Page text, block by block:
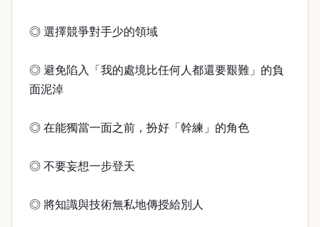
◎ 選擇競爭對手少的領域
◎ 避免陷入「我的處境比任何人都還要艱難」的負
面泥淖
◎ 在能獨當一面之前，扮好「幹練」的角色
◎ 不要妄想一步登天
◎ 將知識與技術無私地傳授給別人